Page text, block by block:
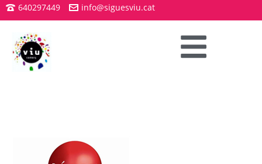
640297449 info@siguesviu.cat